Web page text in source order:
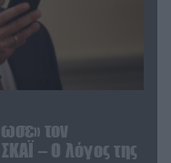
τον
– Ο λόγος της